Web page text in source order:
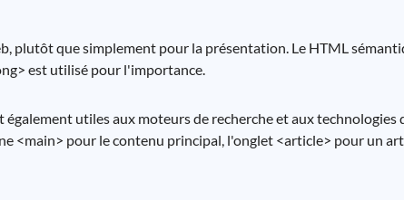
plutôt que simplement pour la présentation. Le HTML
est utilisé pour l'importance.
utiles aux moteurs de recherche et aux technologies
<main> pour le contenu principal, l'onglet <article> pour un